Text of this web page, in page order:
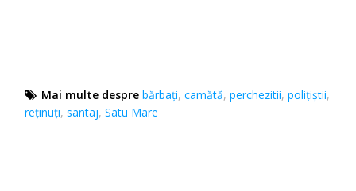
Mai multe despre bărbaţi,camătă,perchezitii,polițiștii,
reţinuţi,santaj,Satu Mare